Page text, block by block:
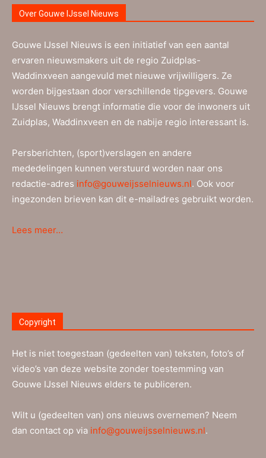
Over Gouwe IJssel Nieuws
Gouwe IJssel Nieuws is een initiatief van een aantal
ervaren nieuwsmakers uit de regio Zuidplas-
Waddinxveen aangevuld met nieuwe vrijwilligers. Ze
worden bijgestaan door verschillende tipgevers. Gouwe
IJssel Nieuws brengt informatie die voor de inwoners uit
Zuidplas, Waddinxveen en de nabije regio interessant is.
Persberichten, (sport)verslagen en andere
mededelingen kunnen verstuurd worden naar ons
redactie-adres info@gouweijsselnieuws.nl. Ook voor
ingezonden brieven kan dit e-mailadres gebruikt worden.
Lees meer…
Copyright
Het is niet toegestaan (gedeelten van) teksten, foto’s of
video’s van deze website zonder toestemming van
Gouwe IJssel Nieuws elders te publiceren.
Wilt u (gedeelten van) ons nieuws overnemen? Neem
dan contact op via info@gouweijsselnieuws.nl.